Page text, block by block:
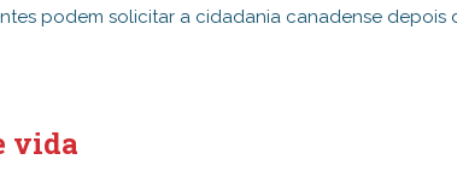
podem solicitar a cidadania canadense depois
vida